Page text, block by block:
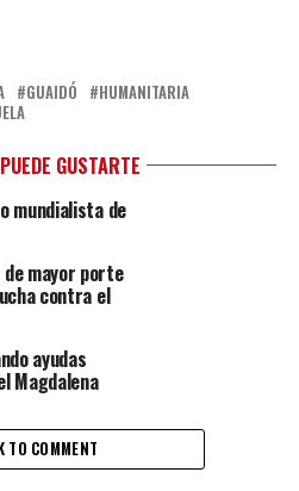
GUAIDÓ
HUMANITARIA
GUSTARTE
mundialista de
de mayor porte
contra el
ayudas
Magdalena
TO COMMENT